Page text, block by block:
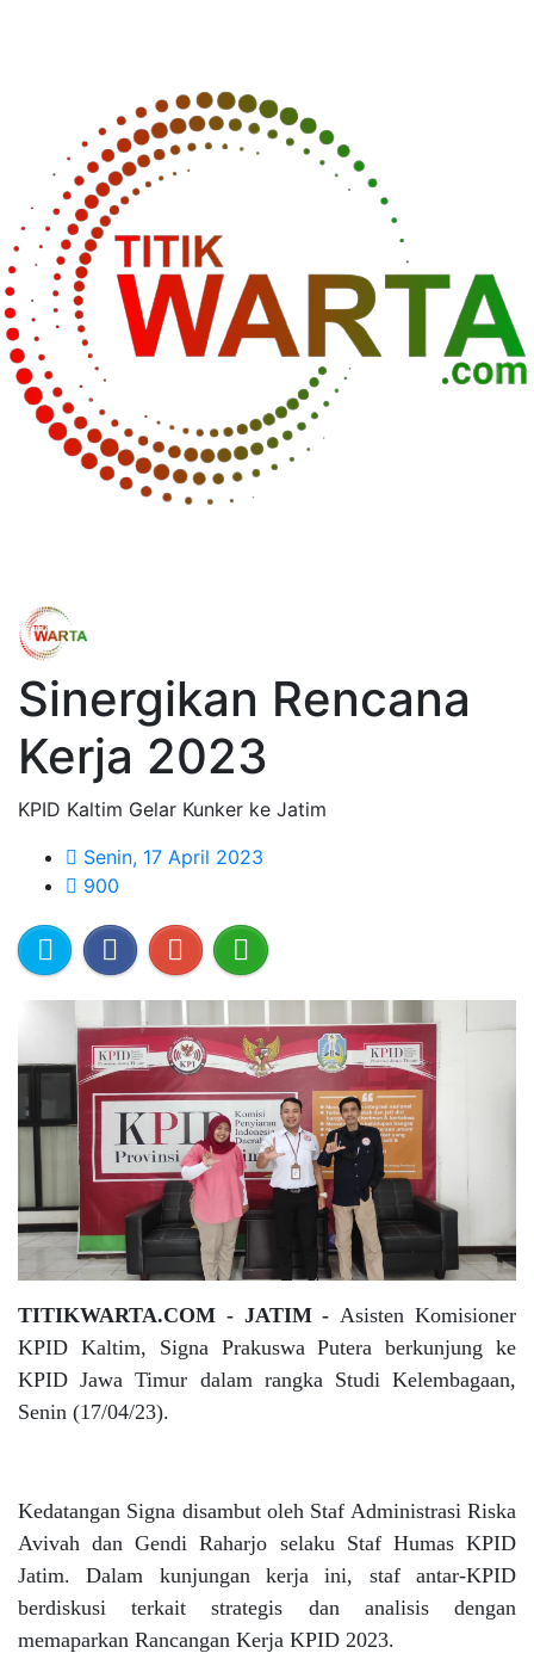
Sinergikan Rencana
Kerja 2023
KPID Kaltim Gelar Kunker ke Jatim
Senin, 17 April 2023
900
TITIKWARTA.COM - JATIM - Asisten Komisioner
KPID Kaltim, Signa Prakuswa Putera berkunjung ke
KPID Jawa Timur dalam rangka Studi Kelembagaan,
Senin (17/04/23).
Kedatangan Signa disambut oleh Staf Administrasi Riska
Avivah dan Gendi Raharjo selaku Staf Humas KPID
Jatim. Dalam kunjungan kerja ini, staf antar-KPID
berdiskusi terkait strategis dan analisis dengan
memaparkan Rancangan Kerja KPID 2023.